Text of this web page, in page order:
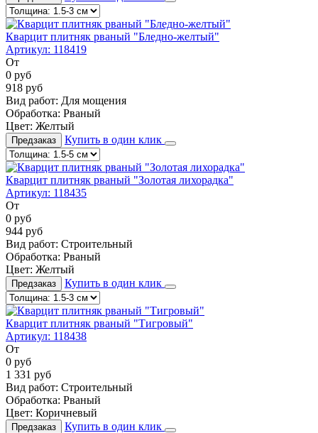
Кварцит плитняк рваный "Бледно-желтый"
Артикул: 118419
От
0 руб
918 руб
Вид работ: Для мощения
Обработка: Рваный
Цвет: Желтый
Предзаказ Купить в один клик
Кварцит плитняк рваный "Золотая лихорадка"
Артикул: 118435
От
0 руб
944 руб
Вид работ: Строительный
Обработка: Рваный
Цвет: Желтый
Предзаказ Купить в один клик
Кварцит плитняк рваный "Тигровый"
Артикул: 118438
От
0 руб
1 331 руб
Вид работ: Строительный
Обработка: Рваный
Цвет: Коричневый
Предзаказ Купить в один клик